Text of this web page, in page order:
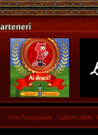
Fine Transylvania Cadouri Lullula